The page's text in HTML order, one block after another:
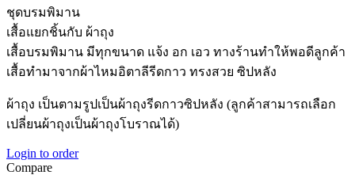
ชุดบรมพิมาน
เสื้อแยกชิ้นกับ ผ้าถุง
เสื้อบรมพิมาน มีทุกขนาด แจ้ง อก เอว ทางร้านทำให้พอดีลูกค้า
เสื้อทำมาจากผ้าไหมอิตาลีรีดกาว ทรงสวย ซิปหลัง
ผ้าถุง เป็นตามรูปเป็นผ้าถุงรีดกาวซิปหลัง (ลูกค้าสามารถเลือก
เปลี่ยนผ้าถุงเป็นผ้าถุงโบราณได้)
Login to order
Compare